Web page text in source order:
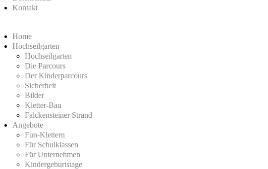
Kontakt
Home
Hochseilgarten
Hochseilgarten
Die Parcours
Der Kinderparcours
Sicherheit
Bilder
Kletter-Bau
Falckensteiner Strand
Angebote
Fun-Klettern
Für Schulklassen
Für Unternehmen
Kindergeburtstage